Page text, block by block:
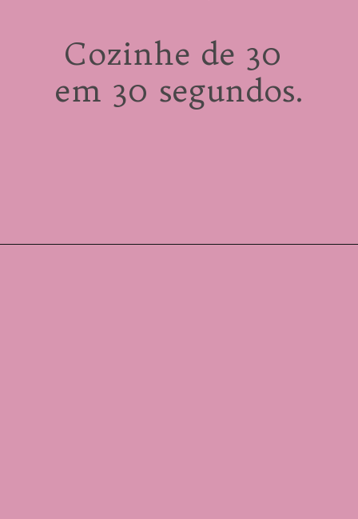
Cozinhe de 30
em 30 segundos.